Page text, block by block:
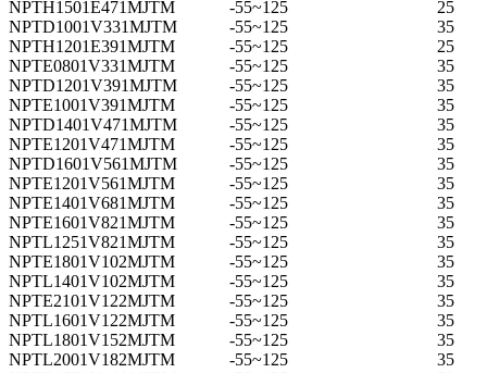
NPTH1501E471MJTM
-55~125
25
NPTD1001V331MJTM
-55~125
35
NPTH1201E391MJTM
-55~125
25
NPTE0801V331MJTM
-55~125
35
NPTD1201V391MJTM
-55~125
35
NPTE1001V391MJTM
-55~125
35
NPTD1401V471MJTM
-55~125
35
NPTE1201V471MJTM
-55~125
35
NPTD1601V561MJTM
-55~125
35
NPTE1201V561MJTM
-55~125
35
NPTE1401V681MJTM
-55~125
35
NPTE1601V821MJTM
-55~125
35
NPTL1251V821MJTM
-55~125
35
NPTE1801V102MJTM
-55~125
35
NPTL1401V102MJTM
-55~125
35
NPTE2101V122MJTM
-55~125
35
NPTL1601V122MJTM
-55~125
35
NPTL1801V152MJTM
-55~125
35
NPTL2001V182MJTM
-55~125
35